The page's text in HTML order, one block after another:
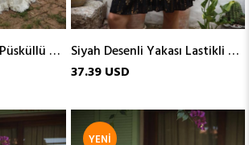
Ekru Kruvaze Yaka Püsküllü Bohem Elbise
Siyah Desenli Yakası Lastikli Kısa Elbise
37.39 USD
YENI